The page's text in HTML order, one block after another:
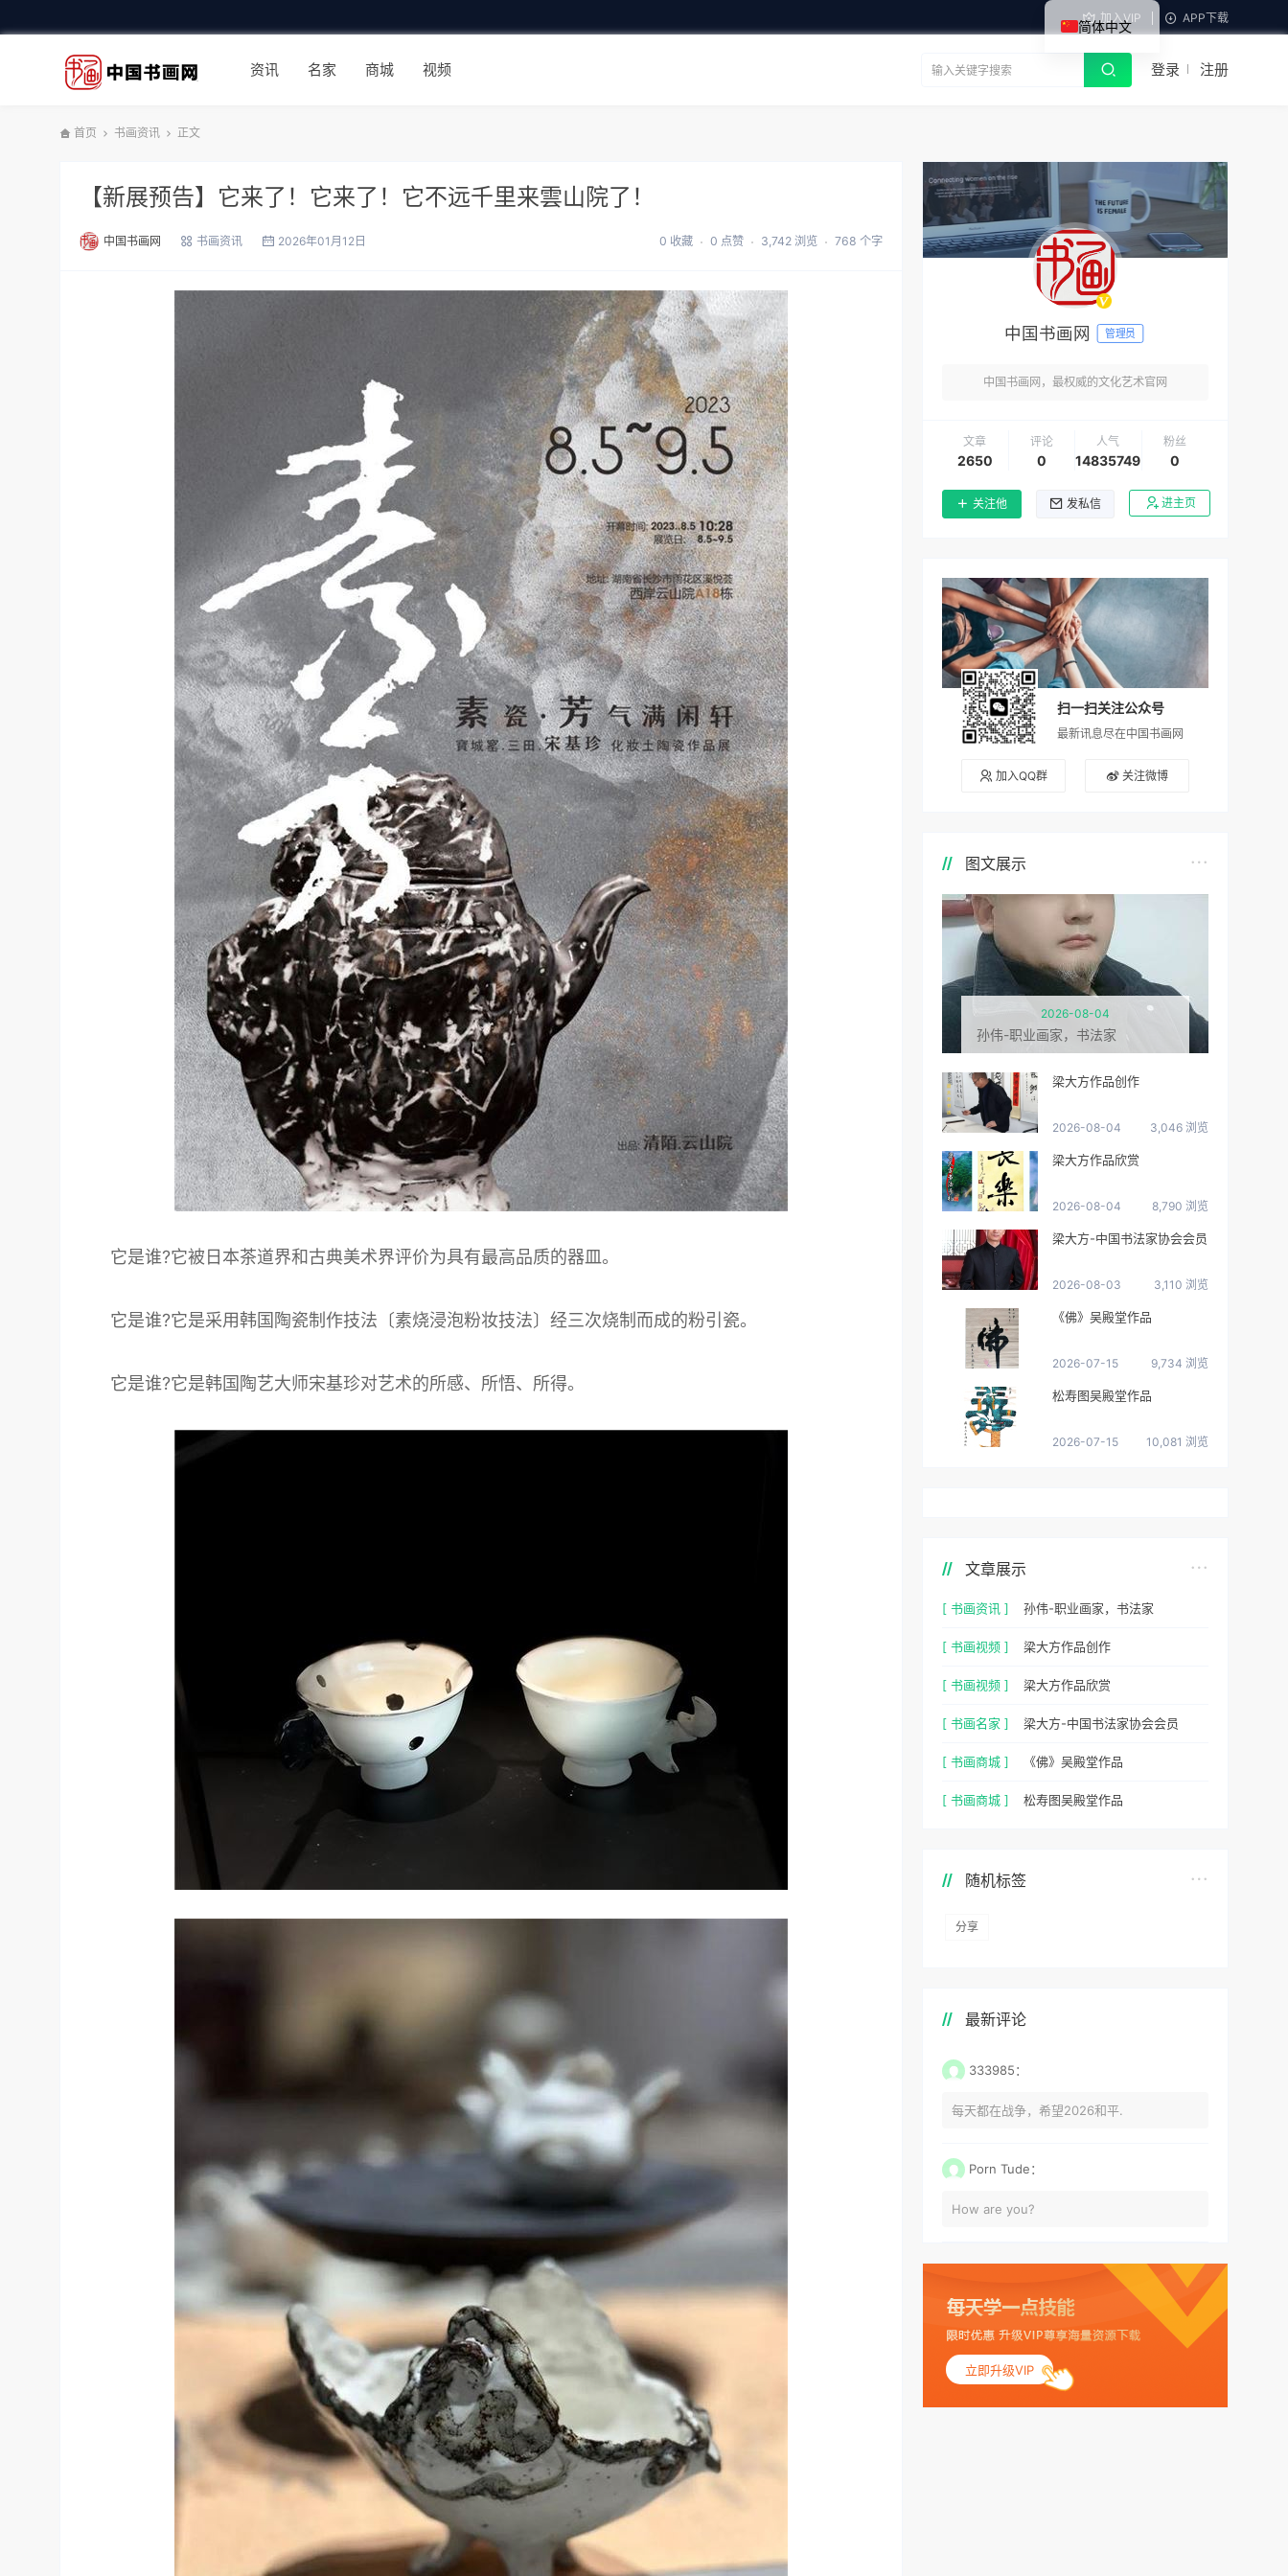
加入VIP APP下载
资讯 名家 商城 视频 登录 注册
首页 书画资讯 正文
【新展预告】它来了！它来了！它不远千里来雲山院了！
中国书画网 书画资讯 2026年01月12日 0 收藏 0 点赞 3,742 浏览 768 个字
它是谁?它被日本茶道界和古典美术界评价为具有最高品质的器皿。
它是谁?它是采用韩国陶瓷制作技法〔素烧浸泡粉妆技法〕经三次烧制而成的粉引瓷。
它是谁?它是韩国陶艺大师宋基珍对艺术的所感、所悟、所得。
中国书画网 管理员
中国书画网，最权威的文化艺术官网
文章
2650
评论
0
人气
14835749
粉丝
0
关注他 发私信 进主页
扫一扫关注公众号
最新讯息尽在中国书画网
加入QQ群 关注微博
图文展示
2026-08-04
孙伟-职业画家，书法家
梁大方作品创作
2026-08-04 3,046 浏览
梁大方作品欣赏
2026-08-04 8,790 浏览
梁大方-中国书法家协会会员
2026-08-03 3,110 浏览
《佛》吴殿堂作品
2026-07-15 9,734 浏览
松寿图吴殿堂作品
2026-07-15 10,081 浏览
文章展示
[ 书画资讯 ] 孙伟-职业画家，书法家
[ 书画视频 ] 梁大方作品创作
[ 书画视频 ] 梁大方作品欣赏
[ 书画名家 ] 梁大方-中国书法家协会会员
[ 书画商城 ] 《佛》吴殿堂作品
[ 书画商城 ] 松寿图吴殿堂作品
随机标签
分享
最新评论
333985：
每天都在战争，希望2026和平.
Porn Tude：
How are you?
立即升级VIP
简体中文